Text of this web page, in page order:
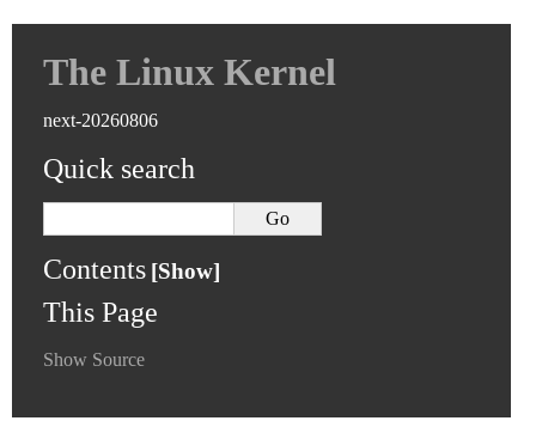
The Linux Kernel
next-20260806
Quick search
Contents
This Page
Show Source